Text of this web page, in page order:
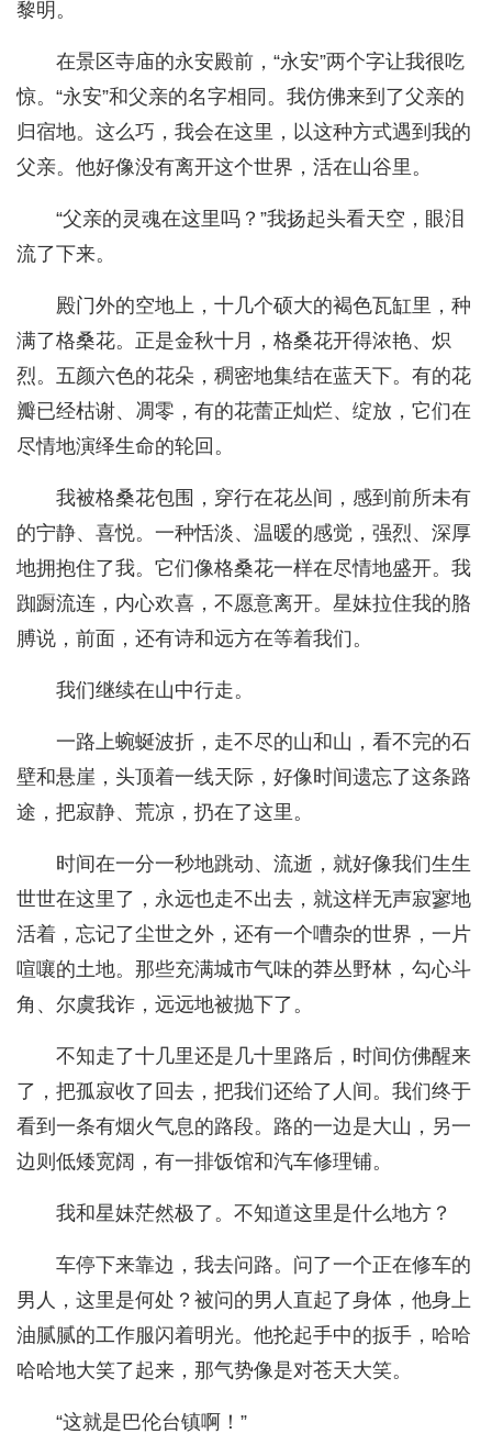
黎明。
在景区寺庙的永安殿前，“永安”两个字让我很吃
惊。“永安”和父亲的名字相同。我仿佛来到了父亲的
归宿地。这么巧，我会在这里，以这种方式遇到我的
父亲。他好像没有离开这个世界，活在山谷里。
“父亲的灵魂在这里吗？”我扬起头看天空，眼泪
流了下来。
殿门外的空地上，十几个硕大的褐色瓦缸里，种
满了格桑花。正是金秋十月，格桑花开得浓艳、炽
烈。五颜六色的花朵，稠密地集结在蓝天下。有的花
瓣已经枯谢、凋零，有的花蕾正灿烂、绽放，它们在
尽情地演绎生命的轮回。
我被格桑花包围，穿行在花丛间，感到前所未有
的宁静、喜悦。一种恬淡、温暖的感觉，强烈、深厚
地拥抱住了我。它们像格桑花一样在尽情地盛开。我
踟蹰流连，内心欢喜，不愿意离开。星妹拉住我的胳
膊说，前面，还有诗和远方在等着我们。
我们继续在山中行走。
一路上蜿蜒波折，走不尽的山和山，看不完的石
壁和悬崖，头顶着一线天际，好像时间遗忘了这条路
途，把寂静、荒凉，扔在了这里。
时间在一分一秒地跳动、流逝，就好像我们生生
世世在这里了，永远也走不出去，就这样无声寂寥地
活着，忘记了尘世之外，还有一个嘈杂的世界，一片
喧嚷的土地。那些充满城市气味的莽丛野林，勾心斗
角、尔虞我诈，远远地被抛下了。
不知走了十几里还是几十里路后，时间仿佛醒来
了，把孤寂收了回去，把我们还给了人间。我们终于
看到一条有烟火气息的路段。路的一边是大山，另一
边则低矮宽阔，有一排饭馆和汽车修理铺。
我和星妹茫然极了。不知道这里是什么地方？
车停下来靠边，我去问路。问了一个正在修车的
男人，这里是何处？被问的男人直起了身体，他身上
油腻腻的工作服闪着明光。他抡起手中的扳手，哈哈
哈哈地大笑了起来，那气势像是对苍天大笑。
“这就是巴伦台镇啊！”